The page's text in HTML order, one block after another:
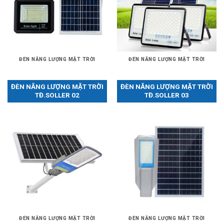
ĐÈN NĂNG LƯỢNG MẶT TRỜI
ĐÈN NĂNG LƯỢNG MẶT TRỜI
TĐ.SOLLER 02
ĐÈN NĂNG LƯỢNG MẶT TRỜI
ĐÈN NĂNG LƯỢNG MẶT TRỜI
TĐ.SOLLER 03
ĐÈN NĂNG LƯỢNG MẶT TRỜI ĐÈN NĂNG LƯỢNG MẶT TRỜI